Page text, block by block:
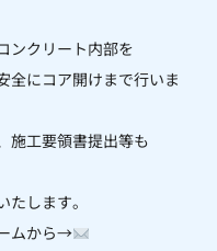
ンクリート内部を
全にコア開けまで行いま
施工要領書提出等も
します。
ムから→